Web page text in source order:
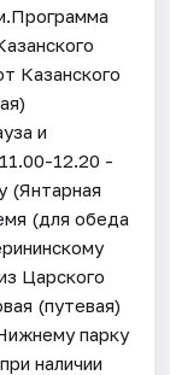
Казанского
и
12.20 -
(Янтарная
(для обеда
Царского
(путевая)
парку
наличии